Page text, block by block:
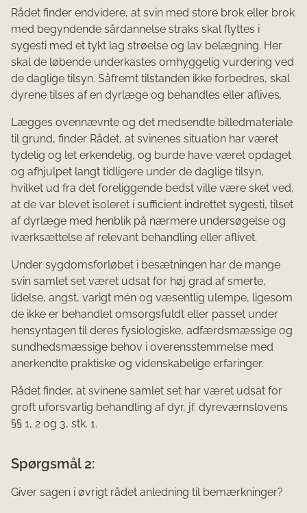
Rådet finder endvidere, at svin med store brok eller brok
med begyndende sårdannelse straks skal flyttes i
sygesti med et tykt lag strøelse og lav belægning. Her
skal de løbende underkastes omhyggelig vurdering ved
de daglige tilsyn. Såfremt tilstanden ikke forbedres, skal
dyrene tilses af en dyrlæge og behandles eller aflives.
Lægges ovennævnte og det medsendte billedmateriale
til grund, finder Rådet, at svinenes situation har været
tydelig og let erkendelig, og burde have været opdaget
og afhjulpet langt tidligere under de daglige tilsyn,
hvilket ud fra det foreliggende bedst ville være sket ved,
at de var blevet isoleret i sufficient indrettet sygesti, tilset
af dyrlæge med henblik på nærmere undersøgelse og
iværksættelse af relevant behandling eller aflivet.
Under sygdomsforløbet i besætningen har de mange
svin samlet set været udsat for høj grad af smerte,
lidelse, angst, varigt mén og væsentlig ulempe, ligesom
de ikke er behandlet omsorgsfuldt eller passet under
hensyntagen til deres fysiologiske, adfærdsmæssige og
sundhedsmæssige behov i overensstemmelse med
anerkendte praktiske og videnskabelige erfaringer.
Rådet finder, at svinene samlet set har været udsat for
groft uforsvarlig behandling af dyr, jf. dyreværnslovens
§§ 1, 2 og 3, stk. 1.
Spørgsmål 2:
Giver sagen i øvrigt rådet anledning til bemærkninger?